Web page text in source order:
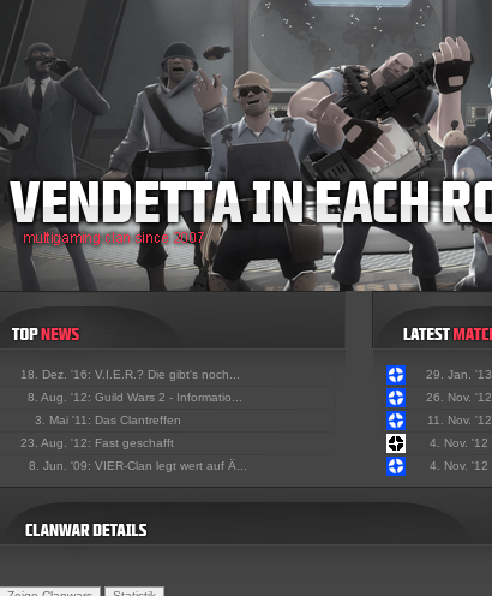
18. Dez. '16: V.I.E.R.? Die gibt's noch...
8. Aug. '12: Guild Wars 2 - Informatio...
3. Mai '11: Das Clantreffen
23. Aug. '12: Fast geschafft
8. Jun. '09: VIER-Clan legt wert auf Ä...
29. Jan. '13
26. Nov. '12
11. Nov. '12
4. Nov. '12
4. Nov. '12